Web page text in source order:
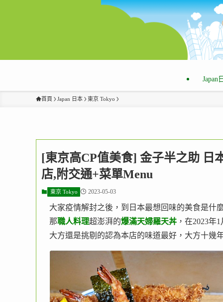
Japan
首頁 Japan 日本 東京 Tokyo
[東京高CP值美食] 金子半之助 日
店,附交通+菜單Menu
東京 Tokyo 2023-05-03
大家疫情解封之後，到日本最想回味的美食是什
那職人料理超澎湃的爆滿天婦羅天丼 ，在2023年
大方還是挑剔的認為本店的味道最好，大方十幾